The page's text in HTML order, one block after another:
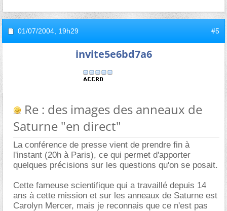
01/07/2004, 19h29 #5
invite5e6bd7a6
Re : des images des anneaux de
Saturne "en direct"
La conférence de presse vient de prendre fin à
l'instant (20h à Paris), ce qui permet d'apporter
quelques précisions sur les questions qu'on se posait.
Cette fameuse scientifique qui a travaillé depuis 14
ans à cette mission et sur les anneaux de Saturne est
Carolyn Mercer, mais je reconnais que ce n'est pas